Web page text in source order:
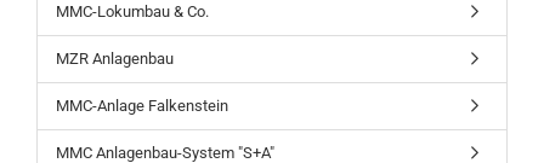
MMC-Lokumbau & Co.
MZR Anlagenbau
MMC-Anlage Falkenstein
MMC Anlagenbau-System "S+A"